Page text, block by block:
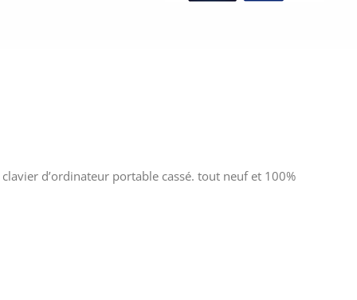
d’ordinateur portable cassé. tout neuf et 100%